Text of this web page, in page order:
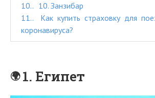
10.
10. Занзибар
11.
Как купить страховку для
коронавируса?
1. Египет